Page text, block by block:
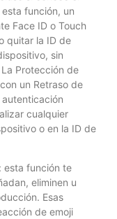
función, un
Face ID o Touch
quitar la ID de
sin
Protección de
un Retraso de
cualquier
o en la ID de
esta función te
eliminen u
Esas
de emoji